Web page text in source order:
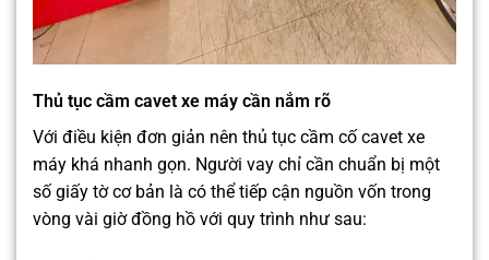
Thủ tục cầm cavet xe máy cần nắm rõ
Với điều kiện đơn giản nên thủ tục cầm cố cavet xe
máy khá nhanh gọn. Người vay chỉ cần chuẩn bị một
số giấy tờ cơ bản là có thể tiếp cận nguồn vốn trong
vòng vài giờ đồng hồ với quy trình như sau: